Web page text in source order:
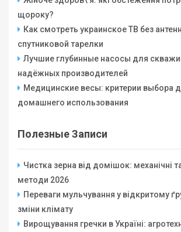
щороку?
Как смотреть украинское ТВ без
спутниковой тарелки
Лучшие глубинные насосы для
надёжных производителей
Медицинские весы: критерии выбора
домашнего использования
Полезные Записи
Чистка зерна від домішок: механічні
методи 2026
Переваги мульчування у відкритому
зміни клімату
Вирощування гречки в Україні: